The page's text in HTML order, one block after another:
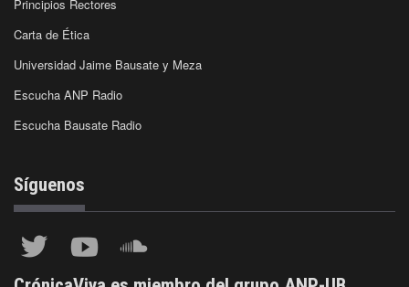
Principios Rectores
Carta de Ética
Universidad Jaime Bausate y Meza
Escucha ANP Radio
Escucha Bausate Radio
Síguenos